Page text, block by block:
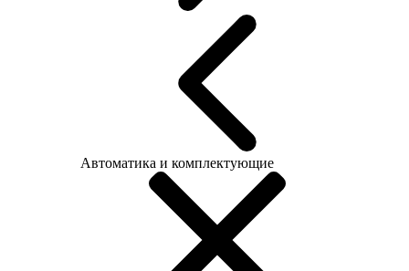
Автоматика и комплектующие